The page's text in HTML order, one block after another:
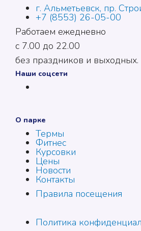
г. Альметьевск, пр.
+7 (8553) 26-05-00
Работаем ежедневно
с 7.00 до 22.00
без праздников и выходных.
Наши соцсети
О парке
Термы
Фитнес
Курсовки
Цены
Новости
Контакты
Правила посещения
Политика